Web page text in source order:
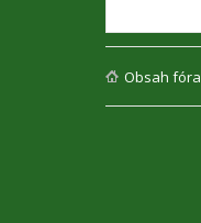
Obsah fóra